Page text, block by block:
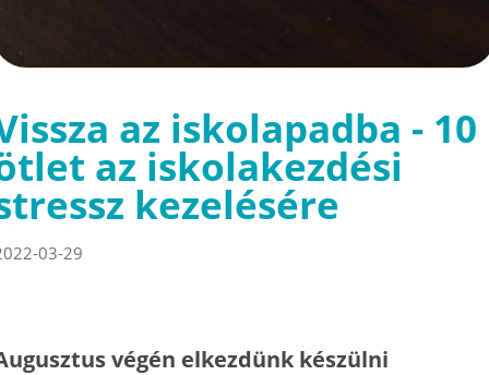
az iskolapadba - 10
az iskolakezdési
kezelésére
03-29
végén elkezdünk készülni